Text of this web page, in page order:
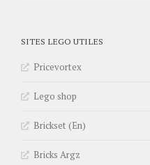
SITES LEGO UTILES
Pricevortex
Lego shop
Brickset (En)
Bricks Argz